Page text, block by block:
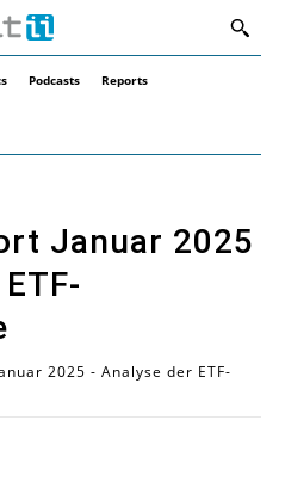
Podcasts Reports
Januar 2025
2025 - Analyse der ETF-